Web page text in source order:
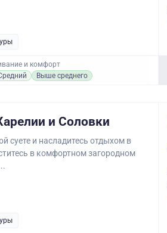
и комфорт
Выше среднего
и Соловки
суете и насладитесь отдыхом в
в комфортном загородном